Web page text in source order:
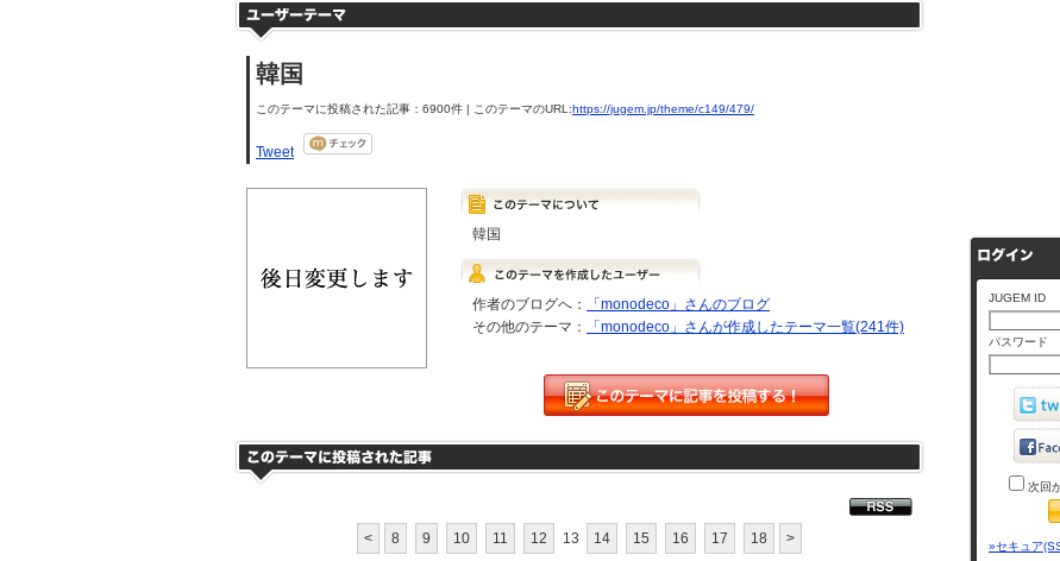
韓国
このテーマに投稿された記事：6900件 | このテーマのURL:https://jugem.jp/theme/c149/479/
Tweet
韓国
作者のブログへ：
「monodeco」さんのブログ
その他のテーマ：
「monodeco」さんが作成したテーマ一覧(241件)
< 8 9 10 11 12 13 14 15 16 17 18 >
JUGEM ID
パスワード
次回
»セキュア